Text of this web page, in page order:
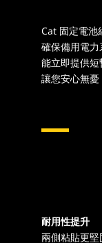
Cat 固定電池
確保備用電
能立即提供
讓您安心無憂
耐用性提升
兩側粘貼更堅